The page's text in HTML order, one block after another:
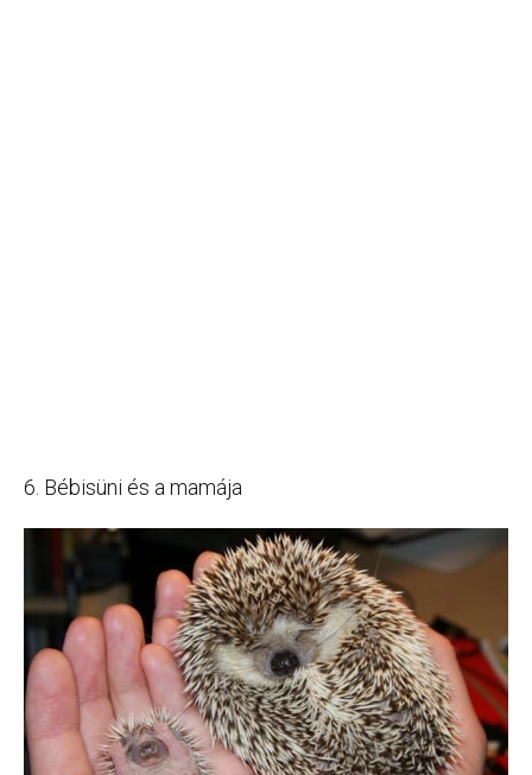
6. Bébisüni és a mamája